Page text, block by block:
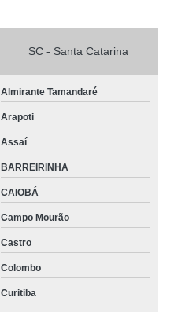
SC - Santa Catarina
Almirante Tamandaré
Arapoti
Assaí
BARREIRINHA
CAIOBÁ
Campo Mourão
Castro
Colombo
Curitiba